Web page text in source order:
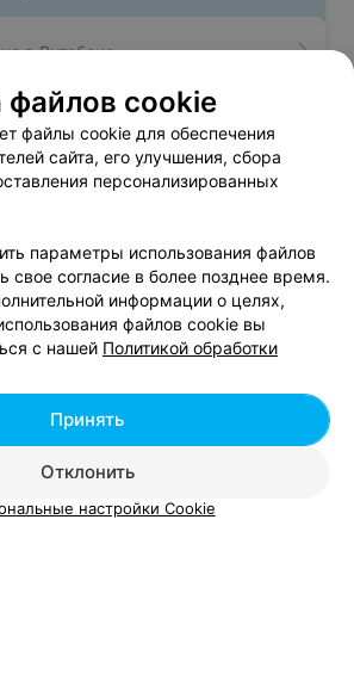
в Витебске
в Витебске
век в Витебске
Добавить компанию
Добавить специалиста
файлов cookie
файлы cookie для обеспечения
сайта, его улучшения, сбора
персонализированных
параметры использования файлов
свое согласие в более позднее время.
информации о целях,
файлов cookie вы
с нашей Политикой обработки
Отклонить
Принять
настройки Cookie